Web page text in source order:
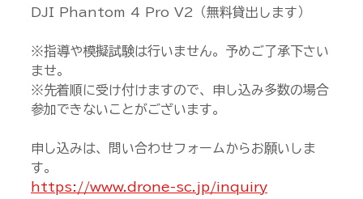
DJI Phantom 4 Pro V2（無料貸出します）
※指導や模擬試験は行いません。予めご了承下さい
ませ。
※先着順に受け付けますので、申し込み多数の場合
参加できないことがございます。
申し込みは、問い合わせフォームからお願いしま
す。
https://www.drone-sc.jp/inquiry